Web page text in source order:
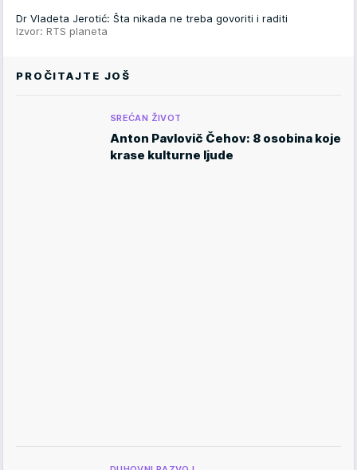
Dr Vladeta Jerotić: Šta nikada ne treba govoriti i raditi
Izvor: RTS planeta
PROČITAJTE JOŠ
SREĆAN ŽIVOT
Anton Pavlovič Čehov: 8 osobina koje
krase kulturne ljude